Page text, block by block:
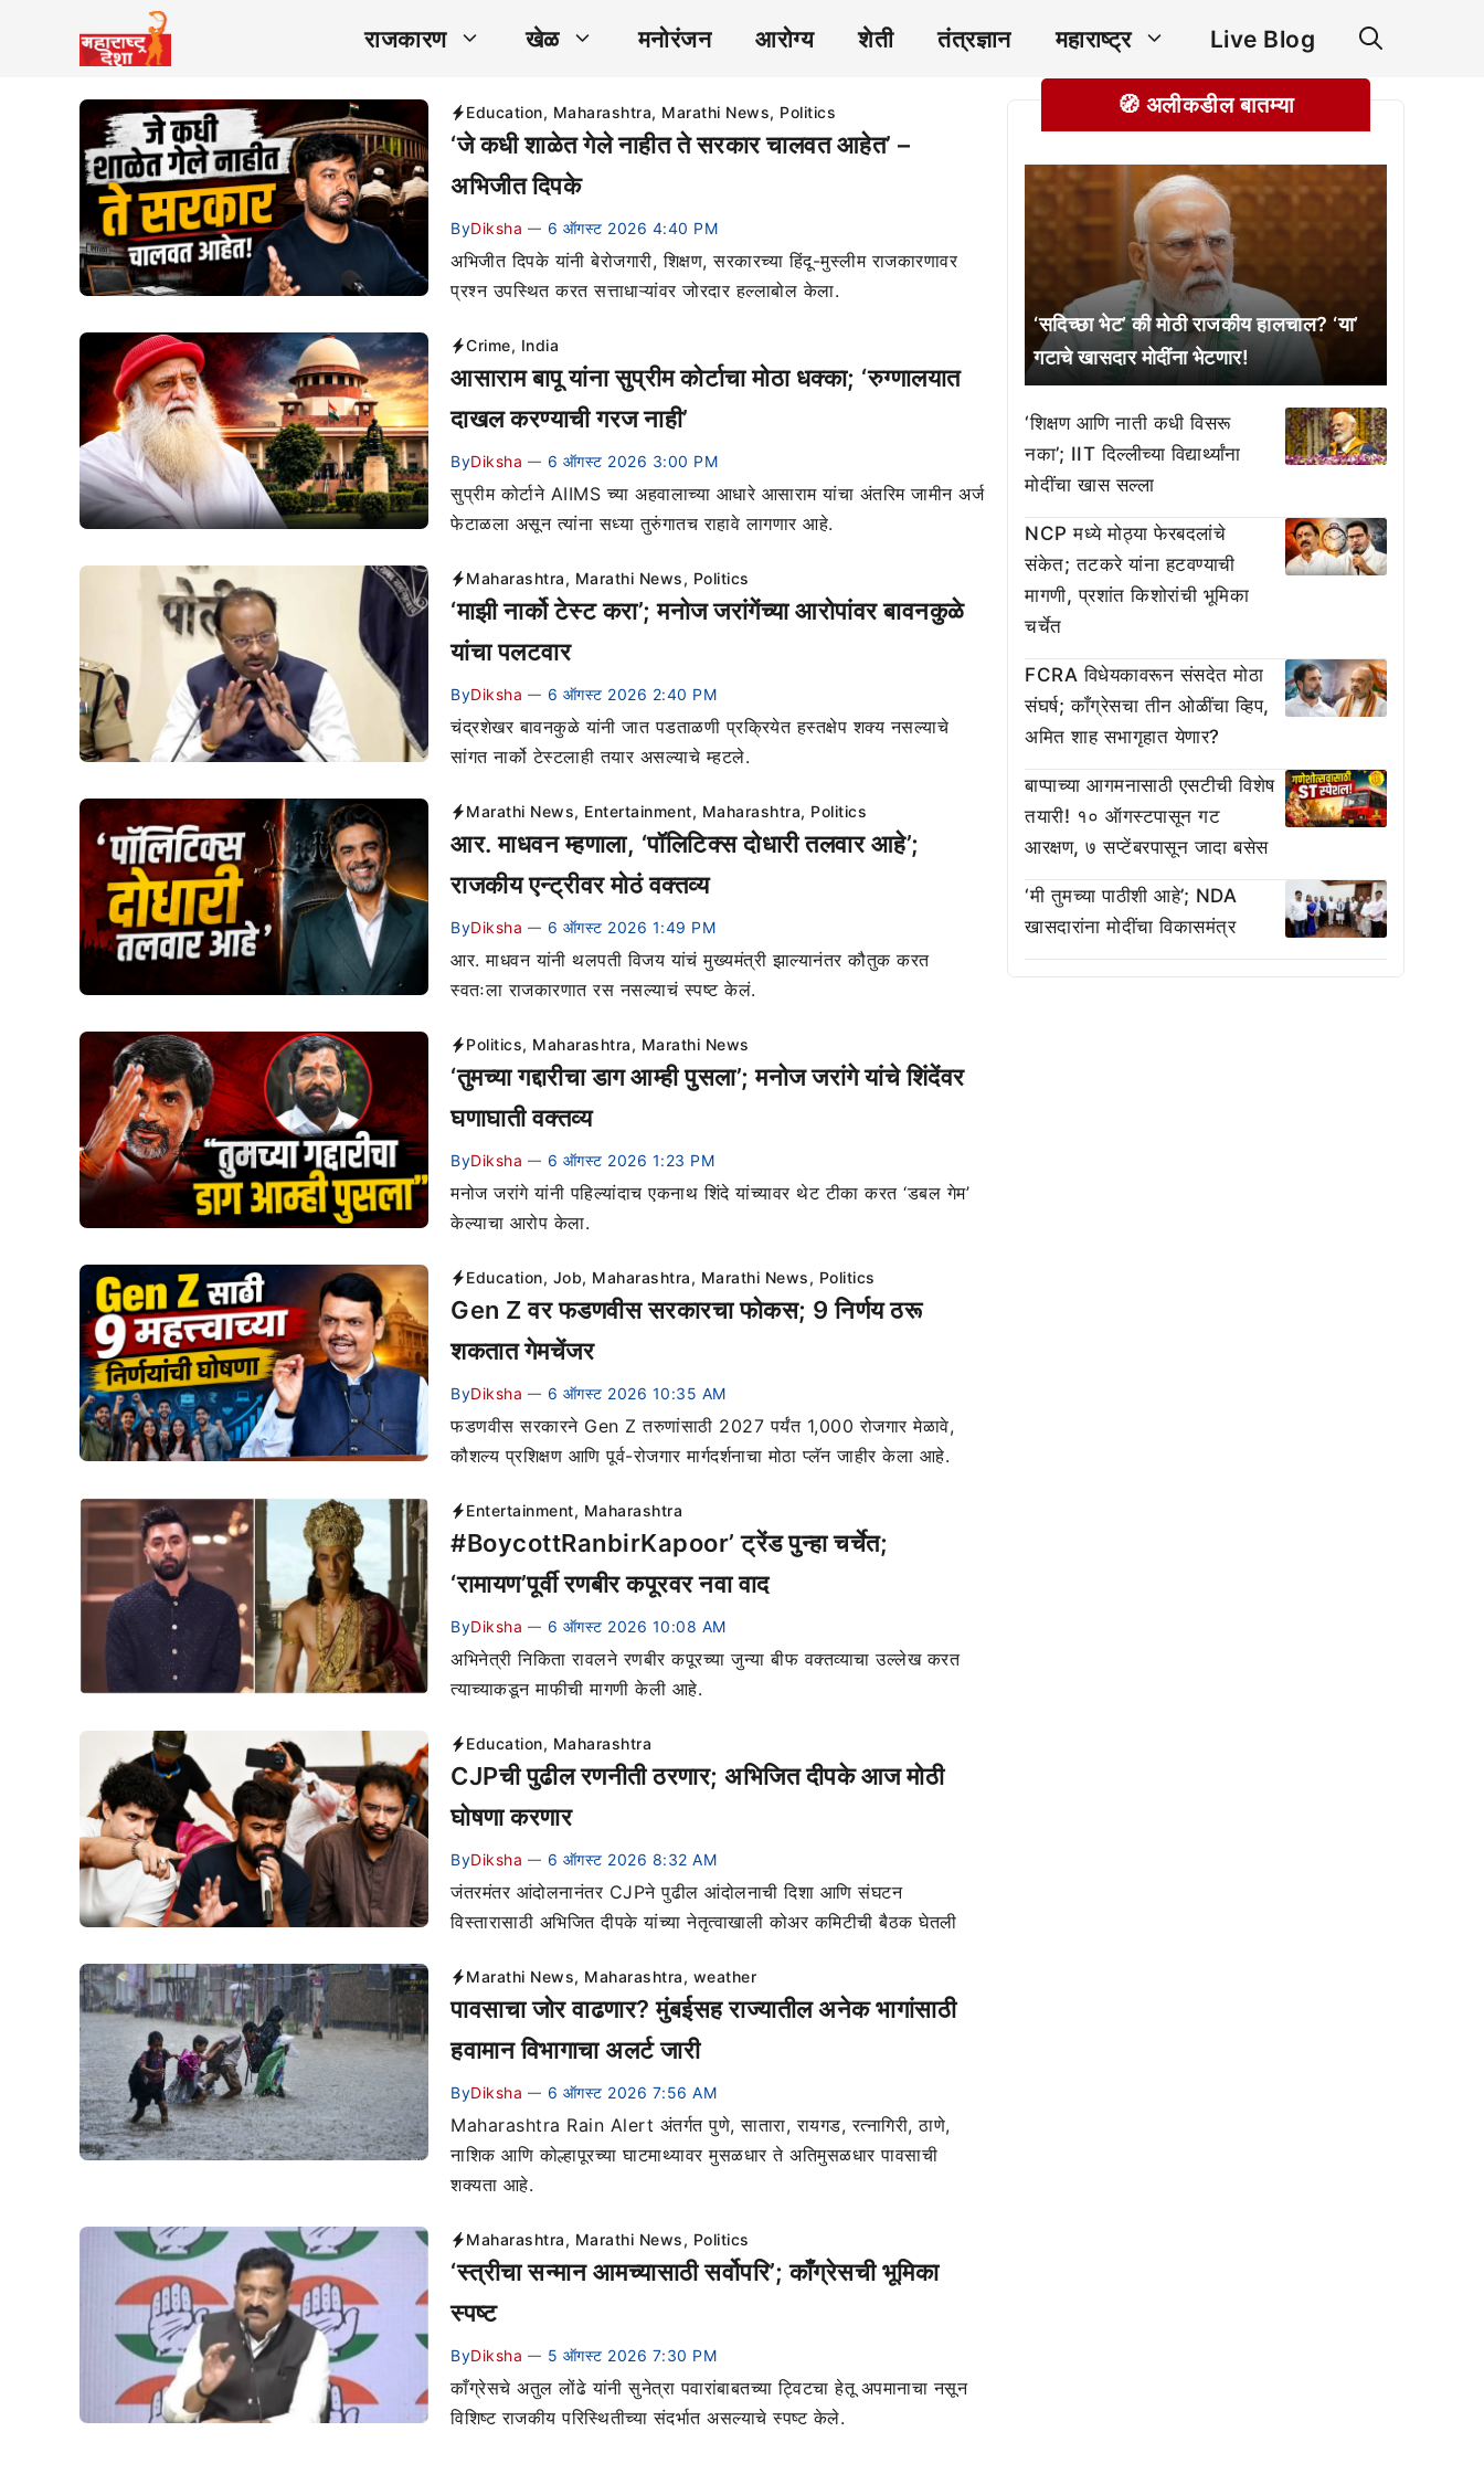
राजकारण खेळ मनोरंजन आरोग्य शेती तंत्रज्ञान महाराष्ट्र Live Blog
Education, Maharashtra, Marathi News, Politics
‘जे कधी शाळेत गेले नाहीत ते सरकार चालवत आहेत’ –
अभिजीत दिपके
ByDiksha — 6 ऑगस्ट 2026 4:40 PM
अभिजीत दिपके यांनी बेरोजगारी, शिक्षण, सरकारच्या हिंदू-मुस्लीम राजकारणावर
प्रश्न उपस्थित करत सत्ताधाऱ्यांवर जोरदार हल्लाबोल केला.
Crime, India
आसाराम बापू यांना सुप्रीम कोर्टाचा मोठा धक्का; ‘रुग्णालयात
दाखल करण्याची गरज नाही’
ByDiksha — 6 ऑगस्ट 2026 3:00 PM
सुप्रीम कोर्टाने AIIMS च्या अहवालाच्या आधारे आसाराम यांचा अंतरिम जामीन अर्ज
फेटाळला असून त्यांना सध्या तुरुंगातच राहावे लागणार आहे.
Maharashtra, Marathi News, Politics
‘माझी नार्को टेस्ट करा’; मनोज जरांगेंच्या आरोपांवर बावनकुळे
यांचा पलटवार
ByDiksha — 6 ऑगस्ट 2026 2:40 PM
चंद्रशेखर बावनकुळे यांनी जात पडताळणी प्रक्रियेत हस्तक्षेप शक्य नसल्याचे
सांगत नार्को टेस्टलाही तयार असल्याचे म्हटले.
Marathi News, Entertainment, Maharashtra, Politics
आर. माधवन म्हणाला, ‘पॉलिटिक्स दोधारी तलवार आहे’;
राजकीय एन्ट्रीवर मोठं वक्तव्य
ByDiksha — 6 ऑगस्ट 2026 1:49 PM
आर. माधवन यांनी थलपती विजय यांचं मुख्यमंत्री झाल्यानंतर कौतुक करत
स्वतःला राजकारणात रस नसल्याचं स्पष्ट केलं.
Politics, Maharashtra, Marathi News
‘तुमच्या गद्दारीचा डाग आम्ही पुसला’; मनोज जरांगे यांचे शिंदेंवर
घणाघाती वक्तव्य
ByDiksha — 6 ऑगस्ट 2026 1:23 PM
मनोज जरांगे यांनी पहिल्यांदाच एकनाथ शिंदे यांच्यावर थेट टीका करत ‘डबल गेम’
केल्याचा आरोप केला.
Education, Job, Maharashtra, Marathi News, Politics
Gen Z वर फडणवीस सरकारचा फोकस; 9 निर्णय ठरू
शकतात गेमचेंजर
ByDiksha — 6 ऑगस्ट 2026 10:35 AM
फडणवीस सरकारने Gen Z तरुणांसाठी 2027 पर्यंत 1,000 रोजगार मेळावे,
कौशल्य प्रशिक्षण आणि पूर्व-रोजगार मार्गदर्शनाचा मोठा प्लॅन जाहीर केला आहे.
Entertainment, Maharashtra
#BoycottRanbirKapoor’ ट्रेंड पुन्हा चर्चेत;
‘रामायण’पूर्वी रणबीर कपूरवर नवा वाद
ByDiksha — 6 ऑगस्ट 2026 10:08 AM
अभिनेत्री निकिता रावलने रणबीर कपूरच्या जुन्या बीफ वक्तव्याचा उल्लेख करत
त्याच्याकडून माफीची मागणी केली आहे.
Education, Maharashtra
CJPची पुढील रणनीती ठरणार; अभिजित दीपके आज मोठी
घोषणा करणार
ByDiksha — 6 ऑगस्ट 2026 8:32 AM
जंतरमंतर आंदोलनानंतर CJPने पुढील आंदोलनाची दिशा आणि संघटन
विस्तारासाठी अभिजित दीपके यांच्या नेतृत्वाखाली कोअर कमिटीची बैठक घेतली
Marathi News, Maharashtra, weather
पावसाचा जोर वाढणार? मुंबईसह राज्यातील अनेक भागांसाठी
हवामान विभागाचा अलर्ट जारी
ByDiksha — 6 ऑगस्ट 2026 7:56 AM
Maharashtra Rain Alert अंतर्गत पुणे, सातारा, रायगड, रत्नागिरी, ठाणे,
नाशिक आणि कोल्हापूरच्या घाटमाथ्यावर मुसळधार ते अतिमुसळधार पावसाची
शक्यता आहे.
Maharashtra, Marathi News, Politics
‘स्त्रीचा सन्मान आमच्यासाठी सर्वोपरि’; काँग्रेसची भूमिका
स्पष्ट
ByDiksha — 5 ऑगस्ट 2026 7:30 PM
काँग्रेसचे अतुल लोंढे यांनी सुनेत्रा पवारांबाबतच्या ट्विटचा हेतू अपमानाचा नसून
विशिष्ट राजकीय परिस्थितीच्या संदर्भात असल्याचे स्पष्ट केले.
🧭 अलीकडील बातम्या
‘सदिच्छा भेट’ की मोठी राजकीय हालचाल? ‘या’
गटाचे खासदार मोदींना भेटणार!
‘शिक्षण आणि नाती कधी विसरू
नका’; IIT दिल्लीच्या विद्यार्थ्यांना
मोदींचा खास सल्ला
NCP मध्ये मोठ्या फेरबदलांचे
संकेत; तटकरे यांना हटवण्याची
मागणी, प्रशांत किशोरांची भूमिका
चर्चेत
FCRA विधेयकावरून संसदेत मोठा
संघर्ष; काँग्रेसचा तीन ओळींचा व्हिप,
अमित शाह सभागृहात येणार?
बाप्पाच्या आगमनासाठी एसटीची विशेष
तयारी! १० ऑगस्टपासून गट
आरक्षण, ७ सप्टेंबरपासून जादा बसेस
‘मी तुमच्या पाठीशी आहे’; NDA
खासदारांना मोदींचा विकासमंत्र